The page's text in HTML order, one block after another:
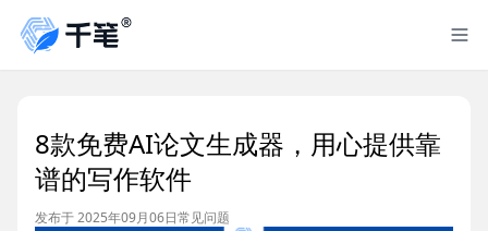
8款免费AI论文生成器，用心提供靠
谱的写作软件
发布于 2025年09月06日常见问题